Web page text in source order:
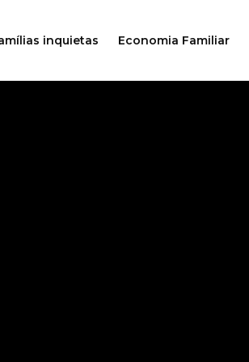
inquietas Economia Familiar